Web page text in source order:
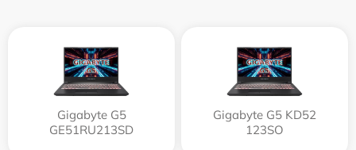
Gigabyte G5
GE51RU213SD
Gigabyte G5 KD52
123SO